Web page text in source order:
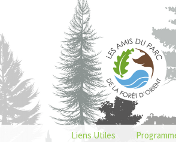
Liens Utiles